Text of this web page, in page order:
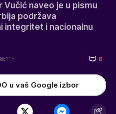
naveo je u pismu
podržava
i nacionalnu
6
u vaš Google izbor